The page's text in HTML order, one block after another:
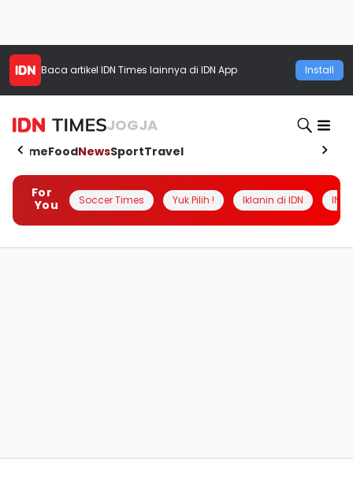
Baca artikel IDN Times lainnya di IDN App Install
JOGJA
HomeFoodNewsSportTravel
For
You
Soccer Times Yuk Pilih ! Iklanin di IDN